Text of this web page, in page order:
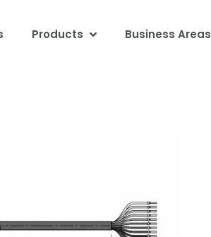
Products Business Areas